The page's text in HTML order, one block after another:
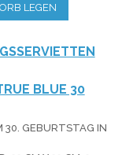
LEGEN
BLUE 30
30. GEBURTSTAG IN